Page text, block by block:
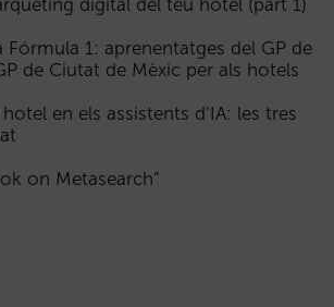
digital del teu hotel (part 1)
Fórmula 1: aprenentatges del GP de
de Ciutat de Mèxic per als hotels
en els assistents d’IA: les tres
on Metasearch”